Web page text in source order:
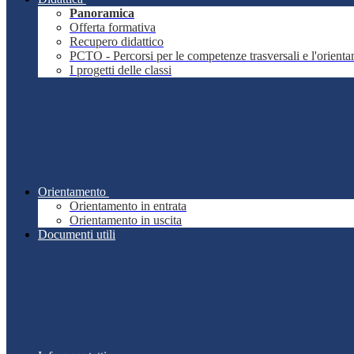
Panoramica
Offerta formativa
Recupero didattico
PCTO - Percorsi per le competenze trasversali e
I progetti delle classi
Orientamento
Orientamento in entrata
Orientamento in uscita
Documenti utili